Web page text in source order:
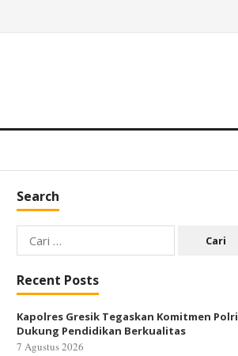
Search
Cari
untuk:
Recent Posts
Kapolres Gresik Tegaskan Komitmen Polri
Dukung Pendidikan Berkualitas
7 Agustus 2026